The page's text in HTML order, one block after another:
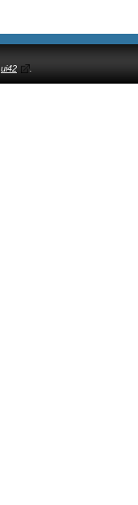
ui42